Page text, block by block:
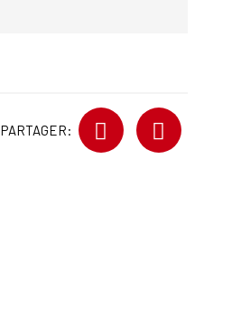
PARTAGER: